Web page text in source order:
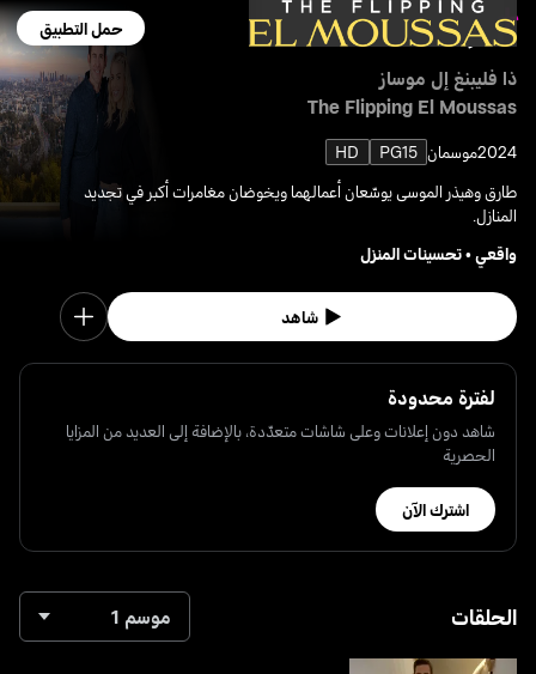
حمل التطبيق
ذا فليبنغ إل موساز
The Flipping El Moussas
2024موسمان PG15
HD
طارق وهيذر الموسى يوسّعان أعمالهما ويخوضان مغامرات أكبر في تجديد
المنازل.
واقعي•تحسينات المنزل
شاهد
لفترة محدودة
شاهد دون إعلانات وعلى شاشات متعدّدة، بالإضافة إلى العديد من المزايا
الحصرية
اشترك الآن
الحلقات موسم 1